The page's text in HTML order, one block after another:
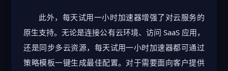
此外，每天试用一小时加速器增强了对云服务的
原生支持。无论是连接公有云环境、访问 SaaS 应用，
还是同步多云资源，每天试用一小时加速器都可通过
策略模板一键生成最佳配置。对于需要面向客户提供